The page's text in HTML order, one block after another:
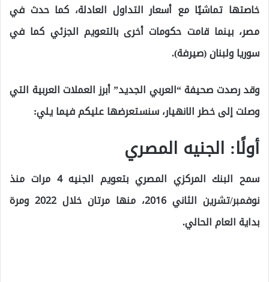
خاصتها تماشيًا مع أسعار التداول العادلة، كما حدث في
مصر، بينما قامت حكومات أخرى بالتعويم الجزئي كما في
سوريا ولبنان (صيرفة).
وقد رصدت صحيفة “العربي الجديد” أبرز العملات العربية التي
وصلت إلى خطر الانهيار، سنستعرضها عليكم فيما يلي:
أولًا: الجنيه المصري
سمح البنك المركزي المصري بتعويم الجنيه 4 مرات منذ
نوفمبر/تشرين الثاني 2016، منها مرتان خلال 2022 ومرة
بداية العام الحالي.